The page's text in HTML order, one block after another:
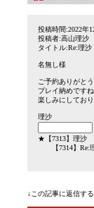
投稿時間:2022年
投稿者:高山理沙
タイトル:Re:理
名無し様
ご予約ありがと
プレイ納めです
楽しみにしてお
理沙
★ 【7313】 理沙
【7314】 Re:
↓この記事に返信す